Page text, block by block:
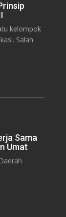
kelompok
Salah
Sama
Umat